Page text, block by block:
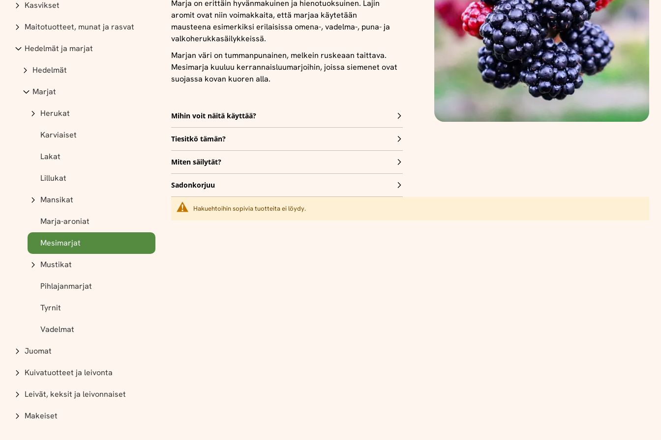
Marja on erittäin hyvänmakuinen ja hienotuoksuinen. Lajin
aromit ovat niin voimakkaita, että marjaa käytetään
mausteena esimerkiksi erilaisissa omena-, vadelma-, puna- ja
valkoherukkasäilykkeissä.
Marjan väri on tummanpunainen, melkein ruskeaan taittava.
Mesimarja kuuluu kerrannaisluumarjoihin, joissa siemenet ovat
suojassa kovan kuoren alla.
Mihin voit näitä käyttää?
Tiesitkö tämän?
Miten säilytät?
Sadonkorjuu
Hakuehtoihin sopivia tuotteita ei löydy.
Kasvikset
Maitotuotteet, munat ja rasvat
Hedelmät ja marjat
Hedelmät
Marjat
Herukat
Karviaiset
Lakat
Lillukat
Mansikat
Marja-aroniat
Mesimarjat
Mustikat
Pihlajanmarjat
Tyrnit
Vadelmat
Juomat
Kuivatuotteet ja leivonta
Leivät, keksit ja leivonnaiset
Makeiset